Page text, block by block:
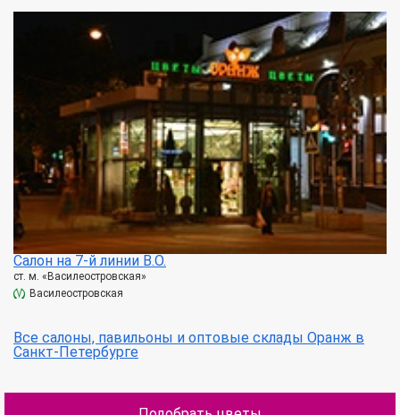
Салон на 7-й линии В.О.
ст. м. «Василеостровская»
Василеостровская
Все салоны, павильоны и оптовые склады Оранж в
Санкт-Петербурге